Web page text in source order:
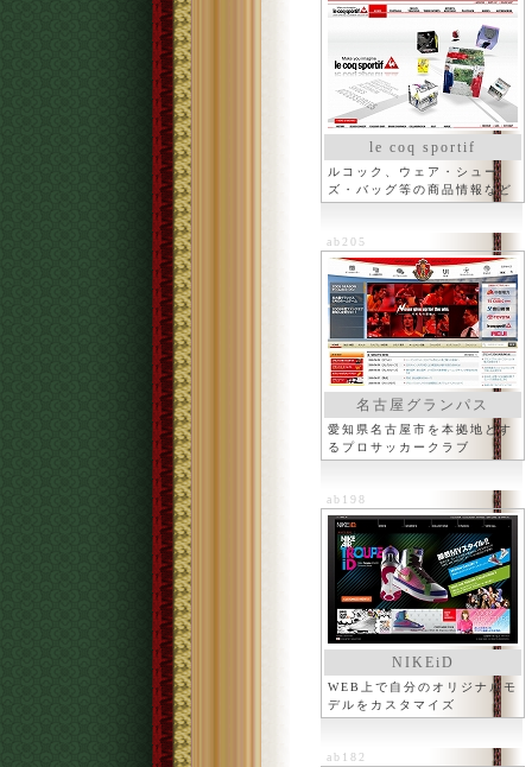
le coq sportif
ルコック、ウェア・シュー
ズ・バッグ等の商品情報など
ab205
名古屋グランパス
愛知県名古屋市を本拠地とす
るプロサッカークラブ
ab198
NIKEiD
WEB上で自分のオリジナルモ
デルをカスタマイズ
ab182